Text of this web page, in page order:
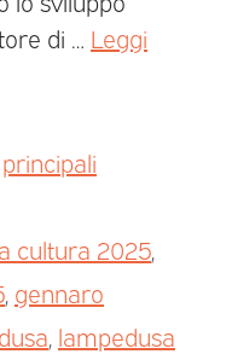
di … Leggi
principali
cultura 2025
gennaro
lampedusa